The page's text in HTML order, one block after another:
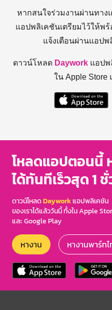
หากสนใจร่วมงานผ่านทาง
แอปพลิเคชันเตรียมไว้ให้พร้
แจ้งเตือนผ่านแอป
ดาวน์โหลด Daywork แอปพ
ใน Apple Store
โหลดแอปตอนนี้
ได้ทันทีเร็วสุด 1 ชั่
ดาวน์โหลดDayworkแอปพลิเคชัน
ของเราได้แล้ววันนี้ ทั้งใน Apple
และ Google Play
หางาน หางานพาร์ท